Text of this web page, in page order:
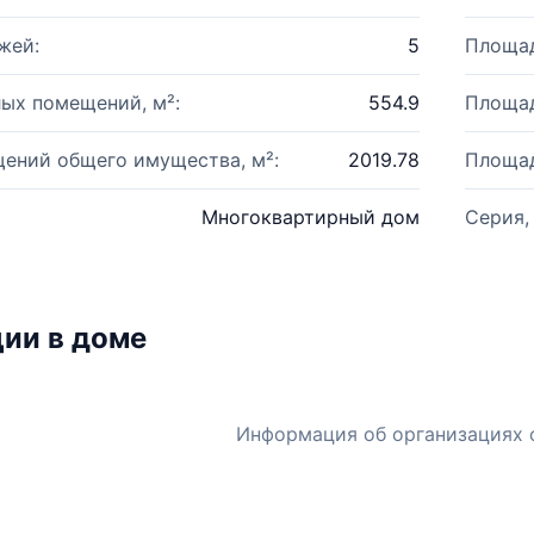
5
помещений, м²: 554.9
общего имущества, м²: 2019.78
Многоквартирный дом Серия,
в доме
Информация об организациях